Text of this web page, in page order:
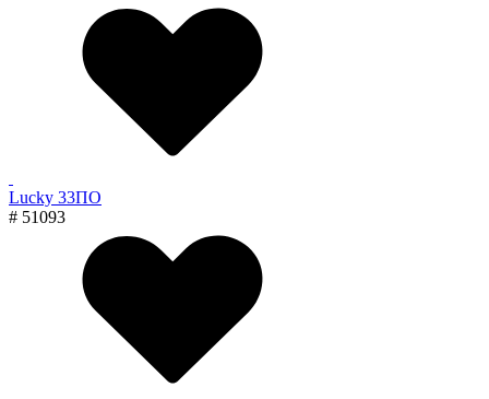
Lucky 33ПО
# 51093